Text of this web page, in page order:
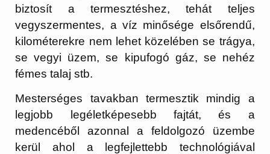
biztosít a termesztéshez, tehát teljes
vegyszermentes, a víz minősége elsőrendű,
kilométerekre nem lehet közelében se trágya,
se vegyi üzem, se kipufogó gáz, se nehéz
fémes talaj stb.
Mesterséges tavakban termesztik mindig a
legjobb legéletképesebb fajtát, és a
medencéből azonnal a feldolgozó üzembe
kerül ahol a legfejlettebb technológiával